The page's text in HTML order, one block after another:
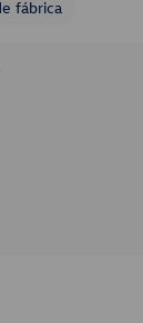
fábrica